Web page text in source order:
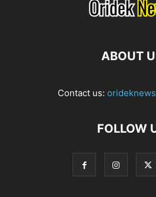
ABOUT
Contact us:
FOLLOW